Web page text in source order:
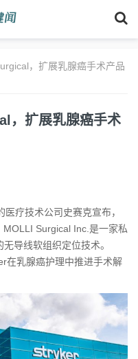
，扩展乳腺癌手术产品
，扩展乳腺癌手术
疗技术公司史赛克宣布，
Surgical Inc.是一家私
导线软组织定位技术。
在乳腺癌护理中推进手术解